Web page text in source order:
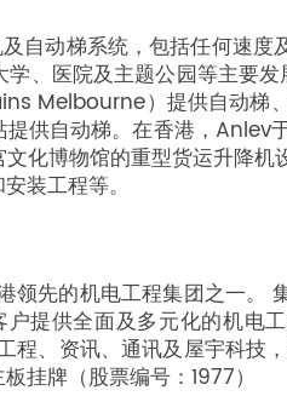
自动梯系统，包括任何速度
、医院及主题公园等主要
Melbourne）提供自动梯
供自动梯。在香港，Anlev
化博物馆的重型货运升降
装工程等。
先的机电工程集团之一。
提供全面及多元化的机电
、资讯、通讯及屋宇科技
挂牌（股票编号：1977）